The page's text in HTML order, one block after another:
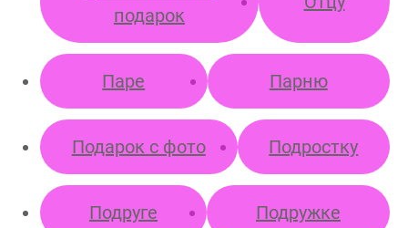
подарок
Паре Парню
Подарок с фото Подростку
Подруге Подружке